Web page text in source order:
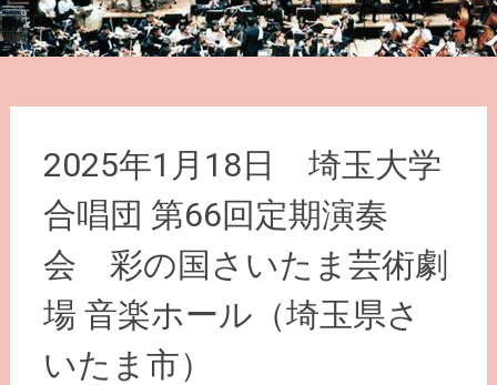
2025年1月18日 埼玉大学
合唱団 第66回定期演奏
会 彩の国さいたま芸術劇
場 音楽ホール（埼玉県さ
いたま市）